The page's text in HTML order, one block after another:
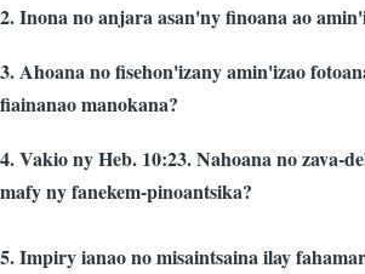
2. Inona no anjara asan'ny finoana ao
3. Ahoana no fisehon'izany amin'izao
fiainanao manokana?
4. Vakio ny Heb. 10:23. Nahoana no zava-
mafy ny fanekem-pinoantsika?
5. Impiry ianao no misaintsaina ilay